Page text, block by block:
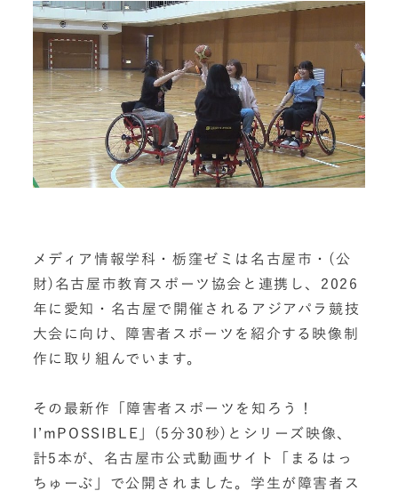
メディア情報学科・栃窪ゼミは名古屋市・(公
財)名古屋市教育スポーツ協会と連携し、2026
年に愛知・名古屋で開催されるアジアパラ競技
大会に向け、障害者スポーツを紹介する映像制
作に取り組んでいます。
その最新作「障害者スポーツを知ろう！
I’mPOSSIBLE」(5分30秒)とシリーズ映像、
計5本が、名古屋市公式動画サイト「まるはっ
ちゅーぶ」で公開されました。学生が障害者ス